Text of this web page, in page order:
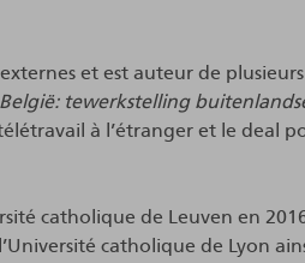
et est auteur de plusieurs
tewerkstelling
à l’étranger et le deal
catholique de Leuven en
catholique de Lyon